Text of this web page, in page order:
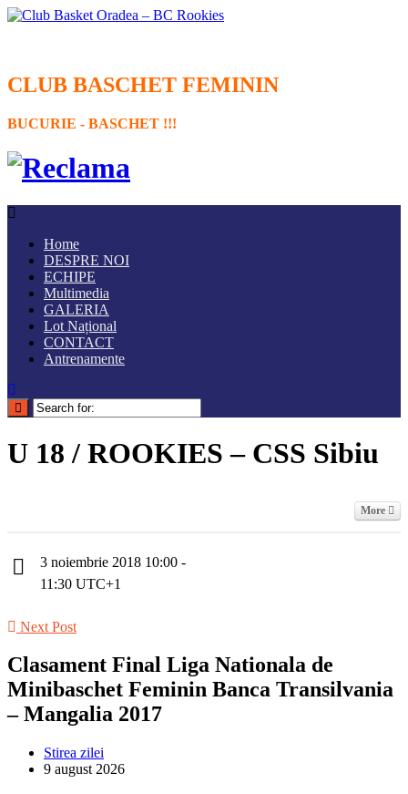
CLUB BASCHET FEMININ
BUCURIE - BASCHET !!!
Home
DESPRE NOI
ECHIPE
Multimedia
GALERIA
Lot Național
CONTACT
Antrenamente
U 18 / ROOKIES – CSS Sibiu
More
3 noiembrie 2018 10:00 -
11:30 UTC+1
Next Post
Clasament Final Liga Nationala de
Minibaschet Feminin Banca Transilvania
– Mangalia 2017
Stirea zilei
9 august 2026